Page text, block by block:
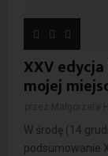
XXV
mojej
W środę (14
podsumowanie